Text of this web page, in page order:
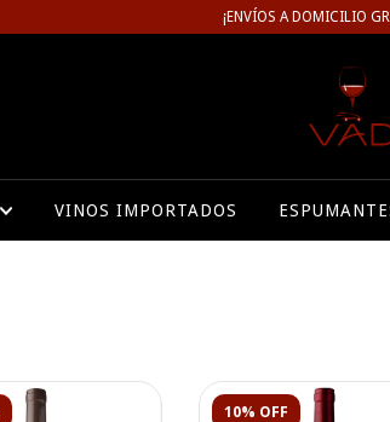
¡ENVÍOS A DOMICILIO
VINOS IMPORTADOS
10% OFF